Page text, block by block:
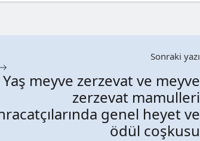
Sonraki yazı
Yaş meyve zerzevat ve meyve
zerzevat mamulleri
genel heyet ve
ödül coşkusu